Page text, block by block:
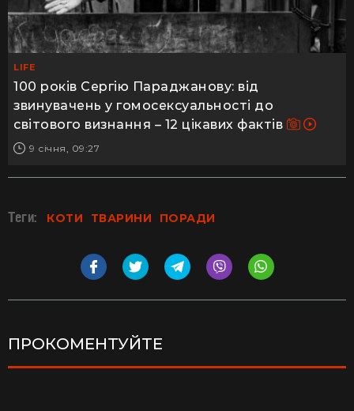
LIFE
100 років Сергію Параджанову: від
звинувачень у гомосексуальності до
світового визнання – 12 цікавих фактів
9 січня, 09:27
Теги: КОТИ ТВАРИНИ ПОРАДИ
ПРОКОМЕНТУЙТЕ